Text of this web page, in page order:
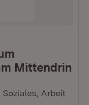
Mittendrin
Soziales, Arbeit